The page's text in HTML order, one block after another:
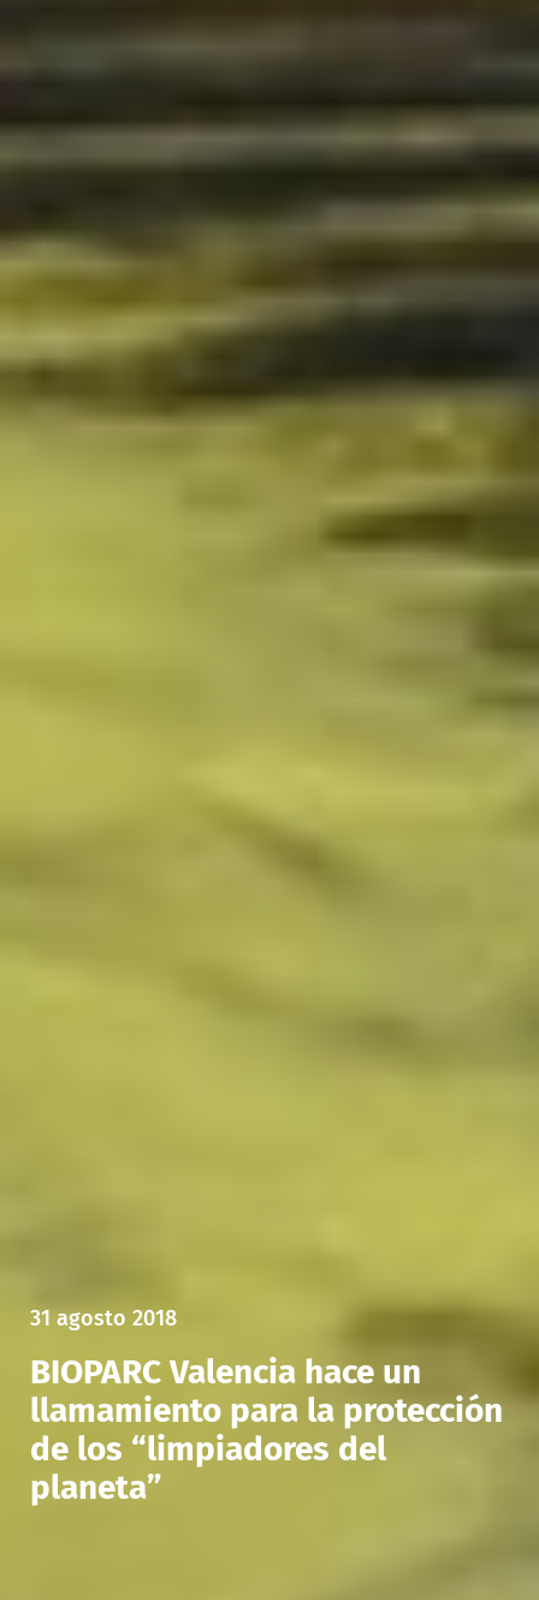
31 agosto 2018
BIOPARC Valencia hace un
llamamiento para la protección
de los “limpiadores del
planeta”